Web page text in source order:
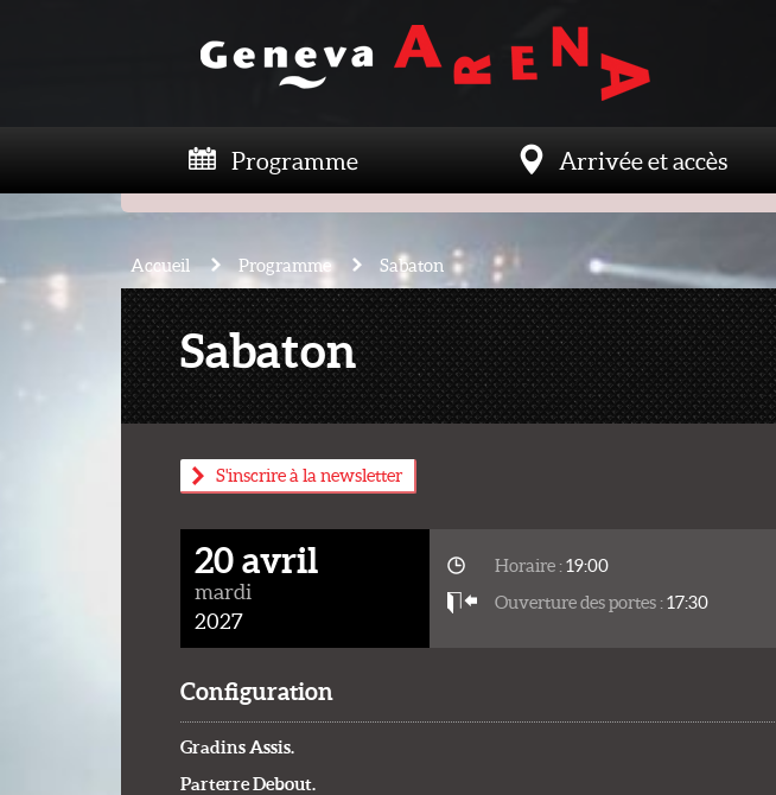
Programme Arrivée et accès
Accueil
Programme Sabaton
Sabaton
S'inscrire à la newsletter
20 avril
mardi
2027
Horaire :19:00
Ouverture des portes :17:30
Configuration
Gradins Assis.
Parterre Debout.